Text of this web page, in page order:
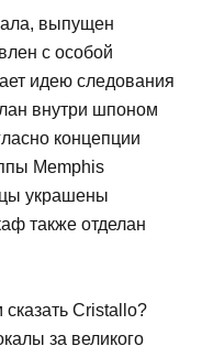
выпущен
с особой
идею следования
внутри шпоном
концепции
Memphis
украшены
также отделан
Cristallo?
за великого